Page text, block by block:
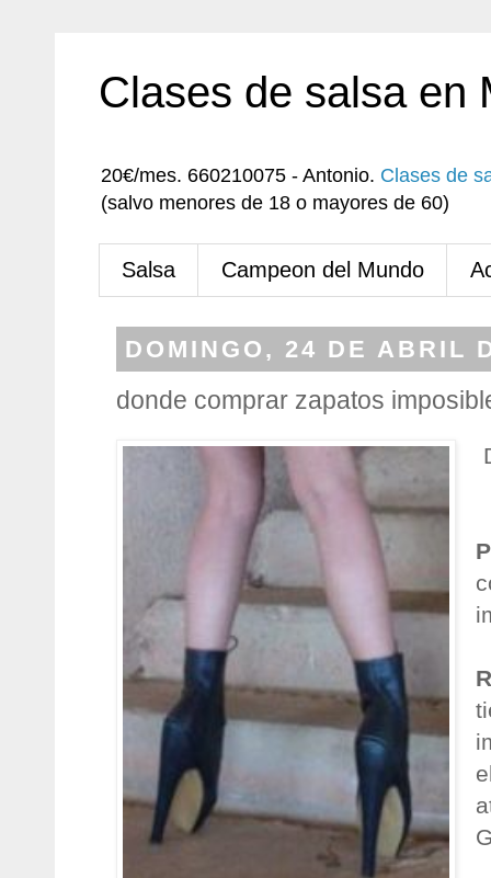
Clases de salsa en
20€/mes. 660210075 - Antonio. Clases de
(salvo menores de 18 o mayores de 60)
Salsa Campeon del Mundo
DOMINGO, 24 DE ABRIL
donde comprar zapatos